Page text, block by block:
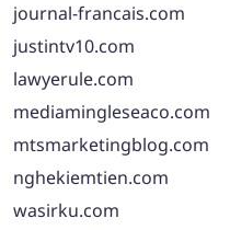
journal-francais.com
justintv10.com
lawyerule.com
mediamingleseaco.com
mtsmarketingblog.com
nghekiemtien.com
wasirku.com